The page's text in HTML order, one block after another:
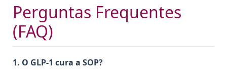
Perguntas Frequentes
(FAQ)
1. O GLP-1 cura a SOP?